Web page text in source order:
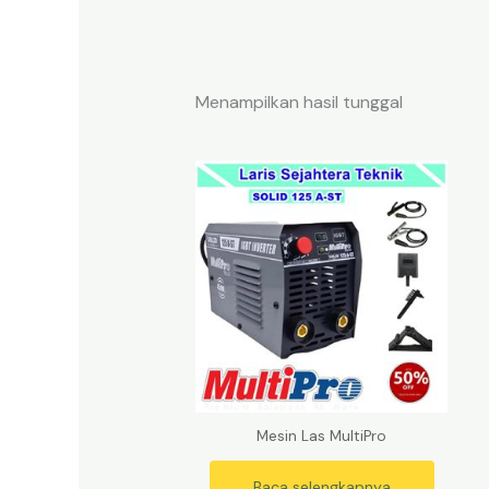
Menampilkan hasil tunggal
Mesin Las MultiPro